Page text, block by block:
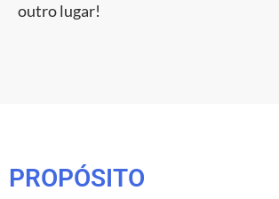
outro lugar!
PROPÓSITO